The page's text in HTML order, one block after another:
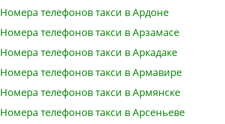
Номера телефонов такси в Ардоне
Номера телефонов такси в Арзамасе
Номера телефонов такси в Аркадаке
Номера телефонов такси в Армавире
Номера телефонов такси в Армянске
Номера телефонов такси в Арсеньеве